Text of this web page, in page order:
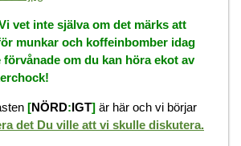
vet inte själva om det märks att
munkar och koffeinbomber idag
om du kan höra ekot av
[NÖRD:IGT] är här och vi börjar
det Du ville att vi skulle diskutera.